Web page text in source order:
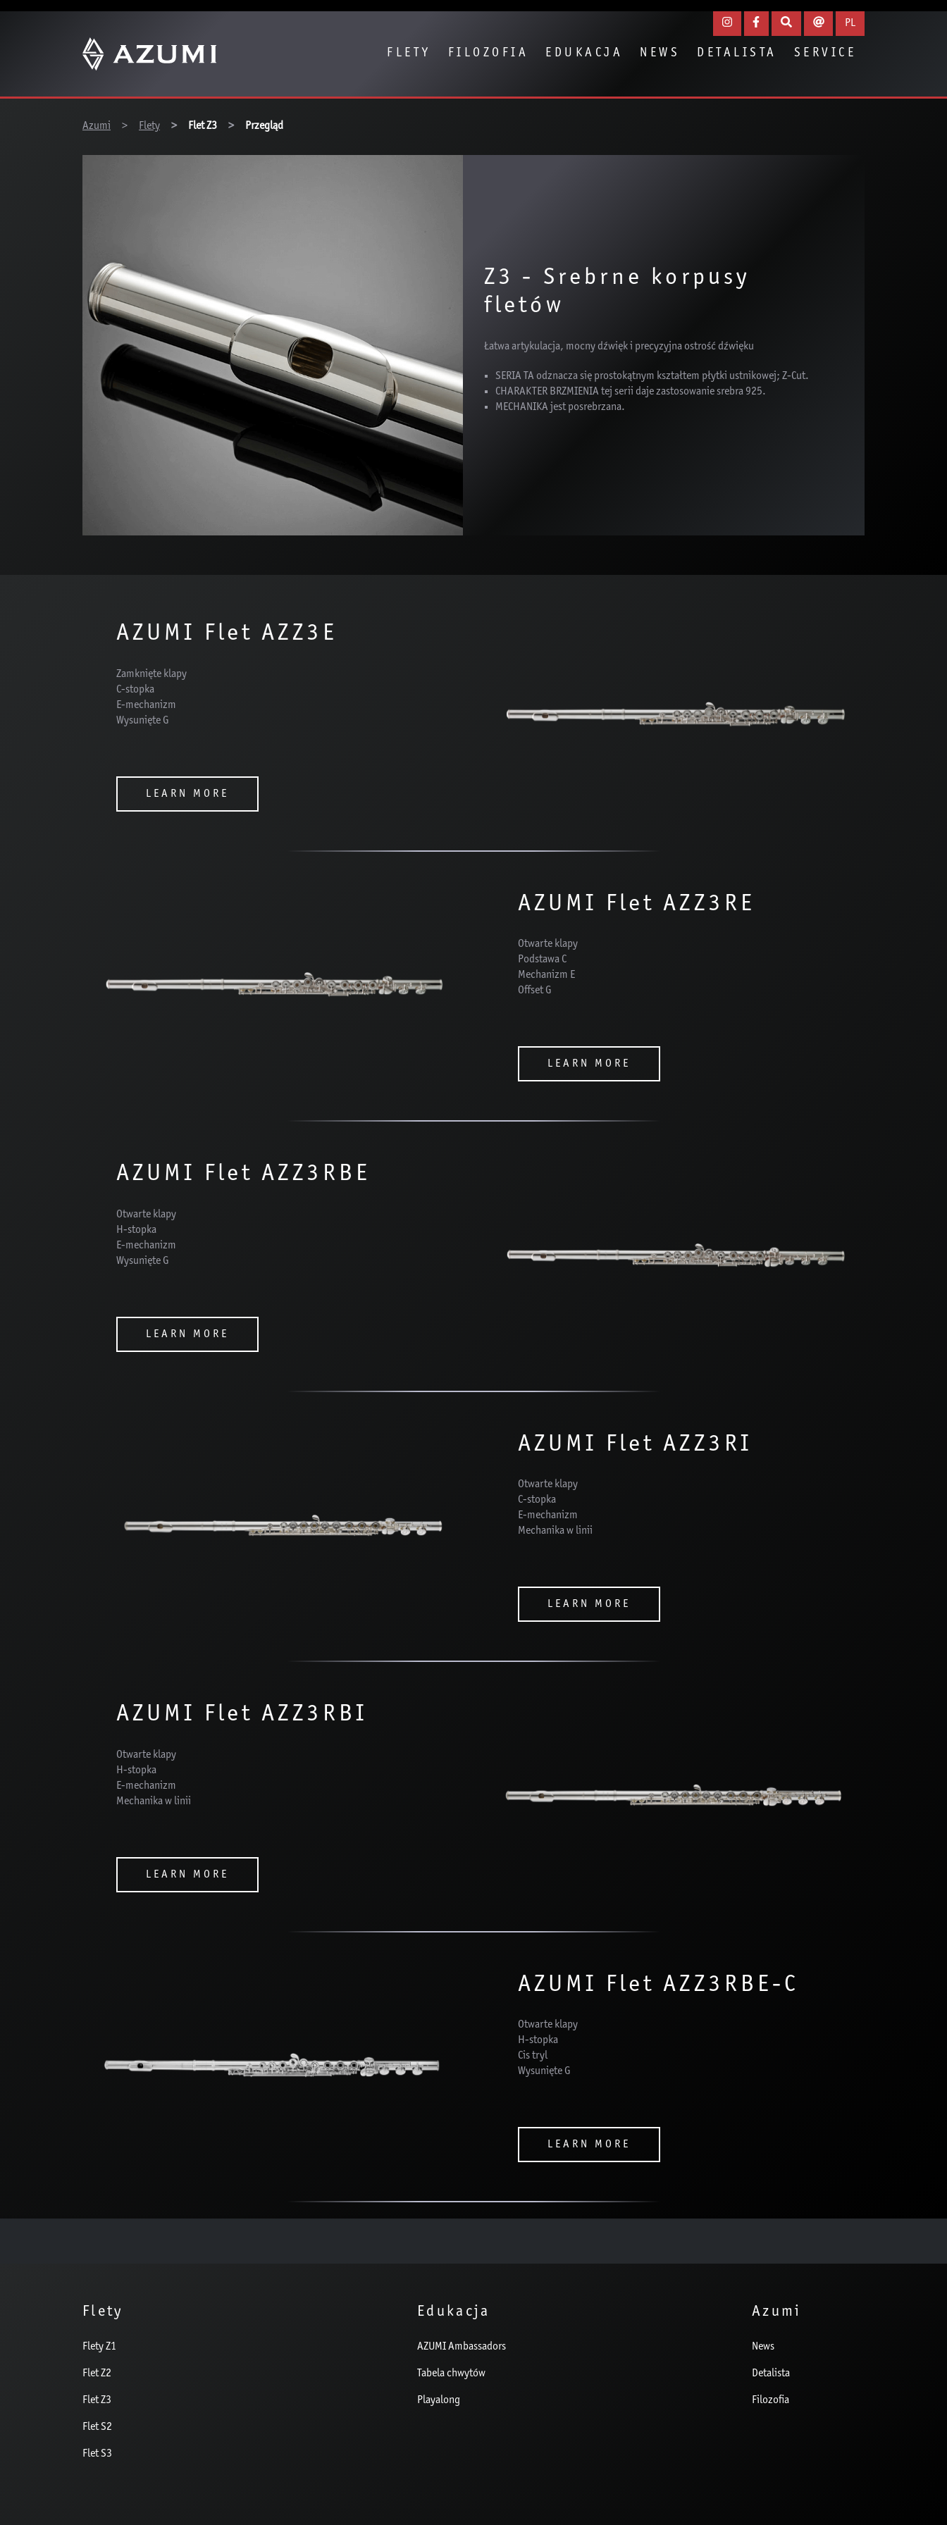
FLETY FILOZOFIA EDUKACJA NEWS DETALISTA SERVICE
PL
Azumi
Flety Flet Z3 Przegląd
Z3 - Srebrne korpusy
fletów
Łatwa artykulacja, mocny dźwięk i precyzyjna ostrość dźwięku
SERIA TA odznacza się prostokątnym kształtem płytki ustnikowej; Z-Cut.
CHARAKTER BRZMIENIA tej serii daje zastosowanie srebra 925.
MECHANIKA jest posrebrzana.
AZUMI Flet AZZ3E
Zamknięte klapy
C-stopka
E-mechanizm
Wysunięte G
LEARN MORE
AZUMI Flet AZZ3RE
Otwarte klapy
Podstawa C
Mechanizm E
Offset G
LEARN MORE
AZUMI Flet AZZ3RBE
Otwarte klapy
H-stopka
E-mechanizm
Wysunięte G
LEARN MORE
AZUMI Flet AZZ3RI
Otwarte klapy
C-stopka
E-mechanizm
Mechanika w linii
LEARN MORE
AZUMI Flet AZZ3RBI
Otwarte klapy
H-stopka
E-mechanizm
Mechanika w linii
LEARN MORE
AZUMI Flet AZZ3RBE-C
Otwarte klapy
H-stopka
Cis tryl
Wysunięte G
LEARN MORE
Flety
Flety Z1
Flet Z2
Flet Z3
Flet S2
Flet S3
Edukacja
AZUMI Ambassadors
Tabela chwytów
Playalong
Azumi
News
Detalista
Filozofia